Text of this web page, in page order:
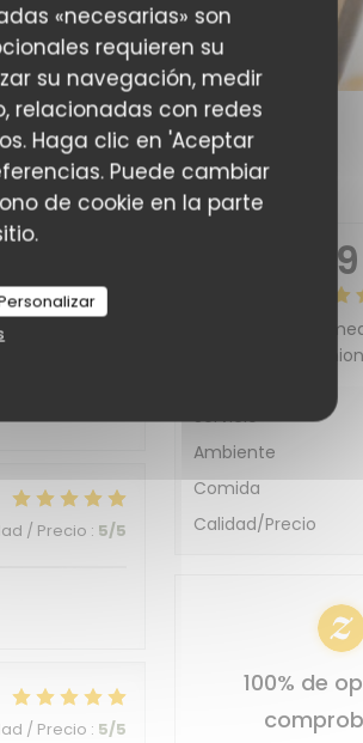
«necesarias» son
requieren su
su navegación, medir
relacionadas con redes
Haga clic en 'Aceptar
Puede cambiar
de cookie en la parte
/ Precio
/ Precio : 5/5
/ Precio : 5/5
4.9
Valoración
Servicio
Ambiente
Comida
Calidad/Precio
100% de